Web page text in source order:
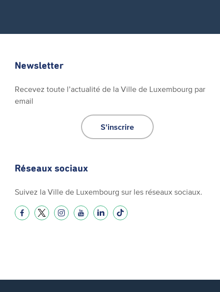
Newsletter
Recevez toute l’actualité de la Ville de Luxembourg par
email
S'inscrire
Réseaux sociaux
Suivez la Ville de Luxembourg sur les réseaux sociaux.